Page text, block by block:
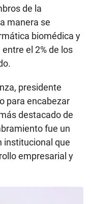
de la
manera se
biomédica y
el 2% de los
presidente
para encabezar
destacado de
fue un
institucional que
empresarial y